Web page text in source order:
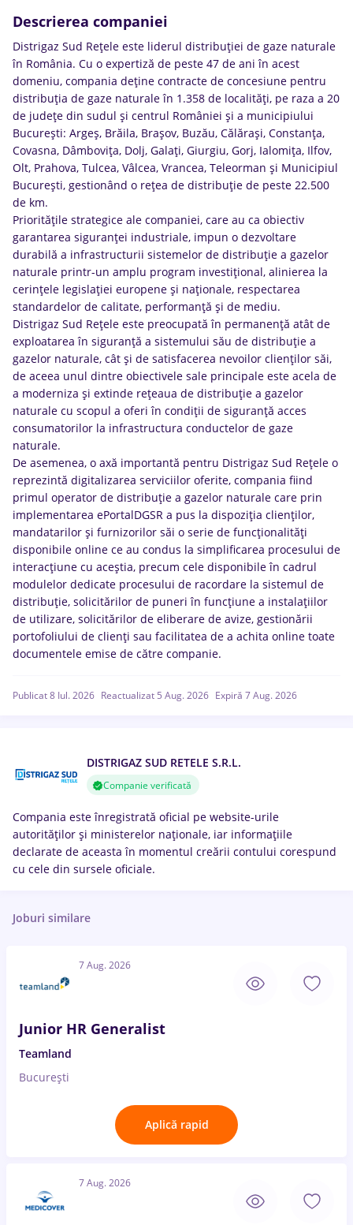
Descrierea companiei
Distrigaz Sud Rețele este liderul distribuției de gaze naturale
în România. Cu o expertiză de peste 47 de ani în acest
domeniu, compania deține contracte de concesiune pentru
distribuția de gaze naturale în 1.358 de localități, pe raza a 20
de județe din sudul și centrul României și a municipiului
București: Argeș, Brăila, Brașov, Buzău, Călărași, Constanța,
Covasna, Dâmbovița, Dolj, Galați, Giurgiu, Gorj, Ialomița, Ilfov,
Olt, Prahova, Tulcea, Vâlcea, Vrancea, Teleorman și Municipiul
București, gestionând o rețea de distribuție de peste 22.500
de km.
Prioritățile strategice ale companiei, care au ca obiectiv
garantarea siguranței industriale, impun o dezvoltare
durabilă a infrastructurii sistemelor de distribuție a gazelor
naturale printr-un amplu program investițional, alinierea la
cerințele legislației europene și naționale, respectarea
standardelor de calitate, performanță și de mediu.
Distrigaz Sud Rețele este preocupată în permanență atât de
exploatarea în siguranță a sistemului său de distribuție a
gazelor naturale, cât și de satisfacerea nevoilor clienților săi,
de aceea unul dintre obiectivele sale principale este acela de
a moderniza și extinde rețeaua de distribuție a gazelor
naturale cu scopul a oferi în condiții de siguranță acces
consumatorilor la infrastructura conductelor de gaze
naturale.
De asemenea, o axă importantă pentru Distrigaz Sud Rețele o
reprezintă digitalizarea serviciilor oferite, compania fiind
primul operator de distribuție a gazelor naturale care prin
implementarea ePortalDGSR a pus la dispoziția clienților,
mandatarilor și furnizorilor săi o serie de funcționalități
disponibile online ce au condus la simplificarea procesului de
interacțiune cu aceștia, precum cele disponibile în cadrul
modulelor dedicate procesului de racordare la sistemul de
distribuție, solicitărilor de puneri în funcțiune a instalațiilor
de utilizare, solicitărilor de eliberare de avize, gestionării
portofoliului de clienți sau facilitatea de a achita online toate
documentele emise de către companie.
Publicat 8 Iul. 2026 Reactualizat 5 Aug. 2026 Expiră 7 Aug. 2026
DISTRIGAZ SUD RETELE S.R.L.
Companie verificată
Compania este înregistrată oficial pe website-urile
autorităților și ministerelor naționale, iar informațiile
declarate de aceasta în momentul creării contului corespund
cu cele din sursele oficiale.
Joburi similare
7 Aug. 2026
Junior HR Generalist
Teamland
București
Aplică rapid
7 Aug. 2026